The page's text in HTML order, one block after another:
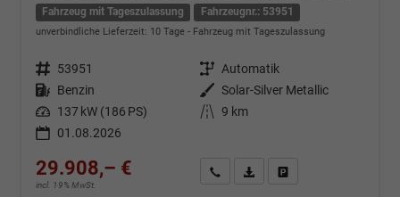
Fahrzeug mit Tageszulassung Fahrzeugnr.: 53951
unverbindliche Lieferzeit: 10 Tage Fahrzeug mit Tageszulassung
Fahrzeugnr. 53951 Getriebe Automatik
Kraftstoff Benzin Außenfarbe Solar-Silver Metallic
Leistung 137 kW (186 PS) Kilometerstand 9 km
01.08.2026
29.908,– €
incl. 19% MwSt.
Kontakt & Angebot anfordern
PDF-Datei, Fahrzeugexposé